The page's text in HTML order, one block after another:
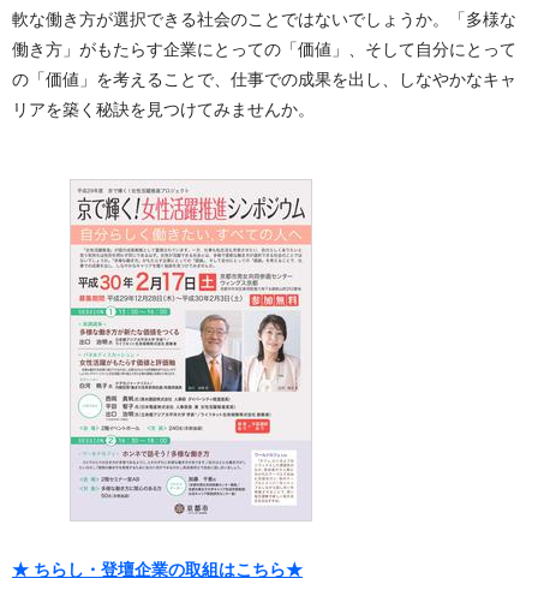
軟な働き方が選択できる社会のことではないでしょうか。「多様な
働き方」がもたらす企業にとっての「価値」、そして自分にとって
の「価値」を考えることで、仕事での成果を出し、しなやかなキャ
リアを築く秘訣を見つけてみませんか。
★ ちらし・登壇企業の取組はこちら★